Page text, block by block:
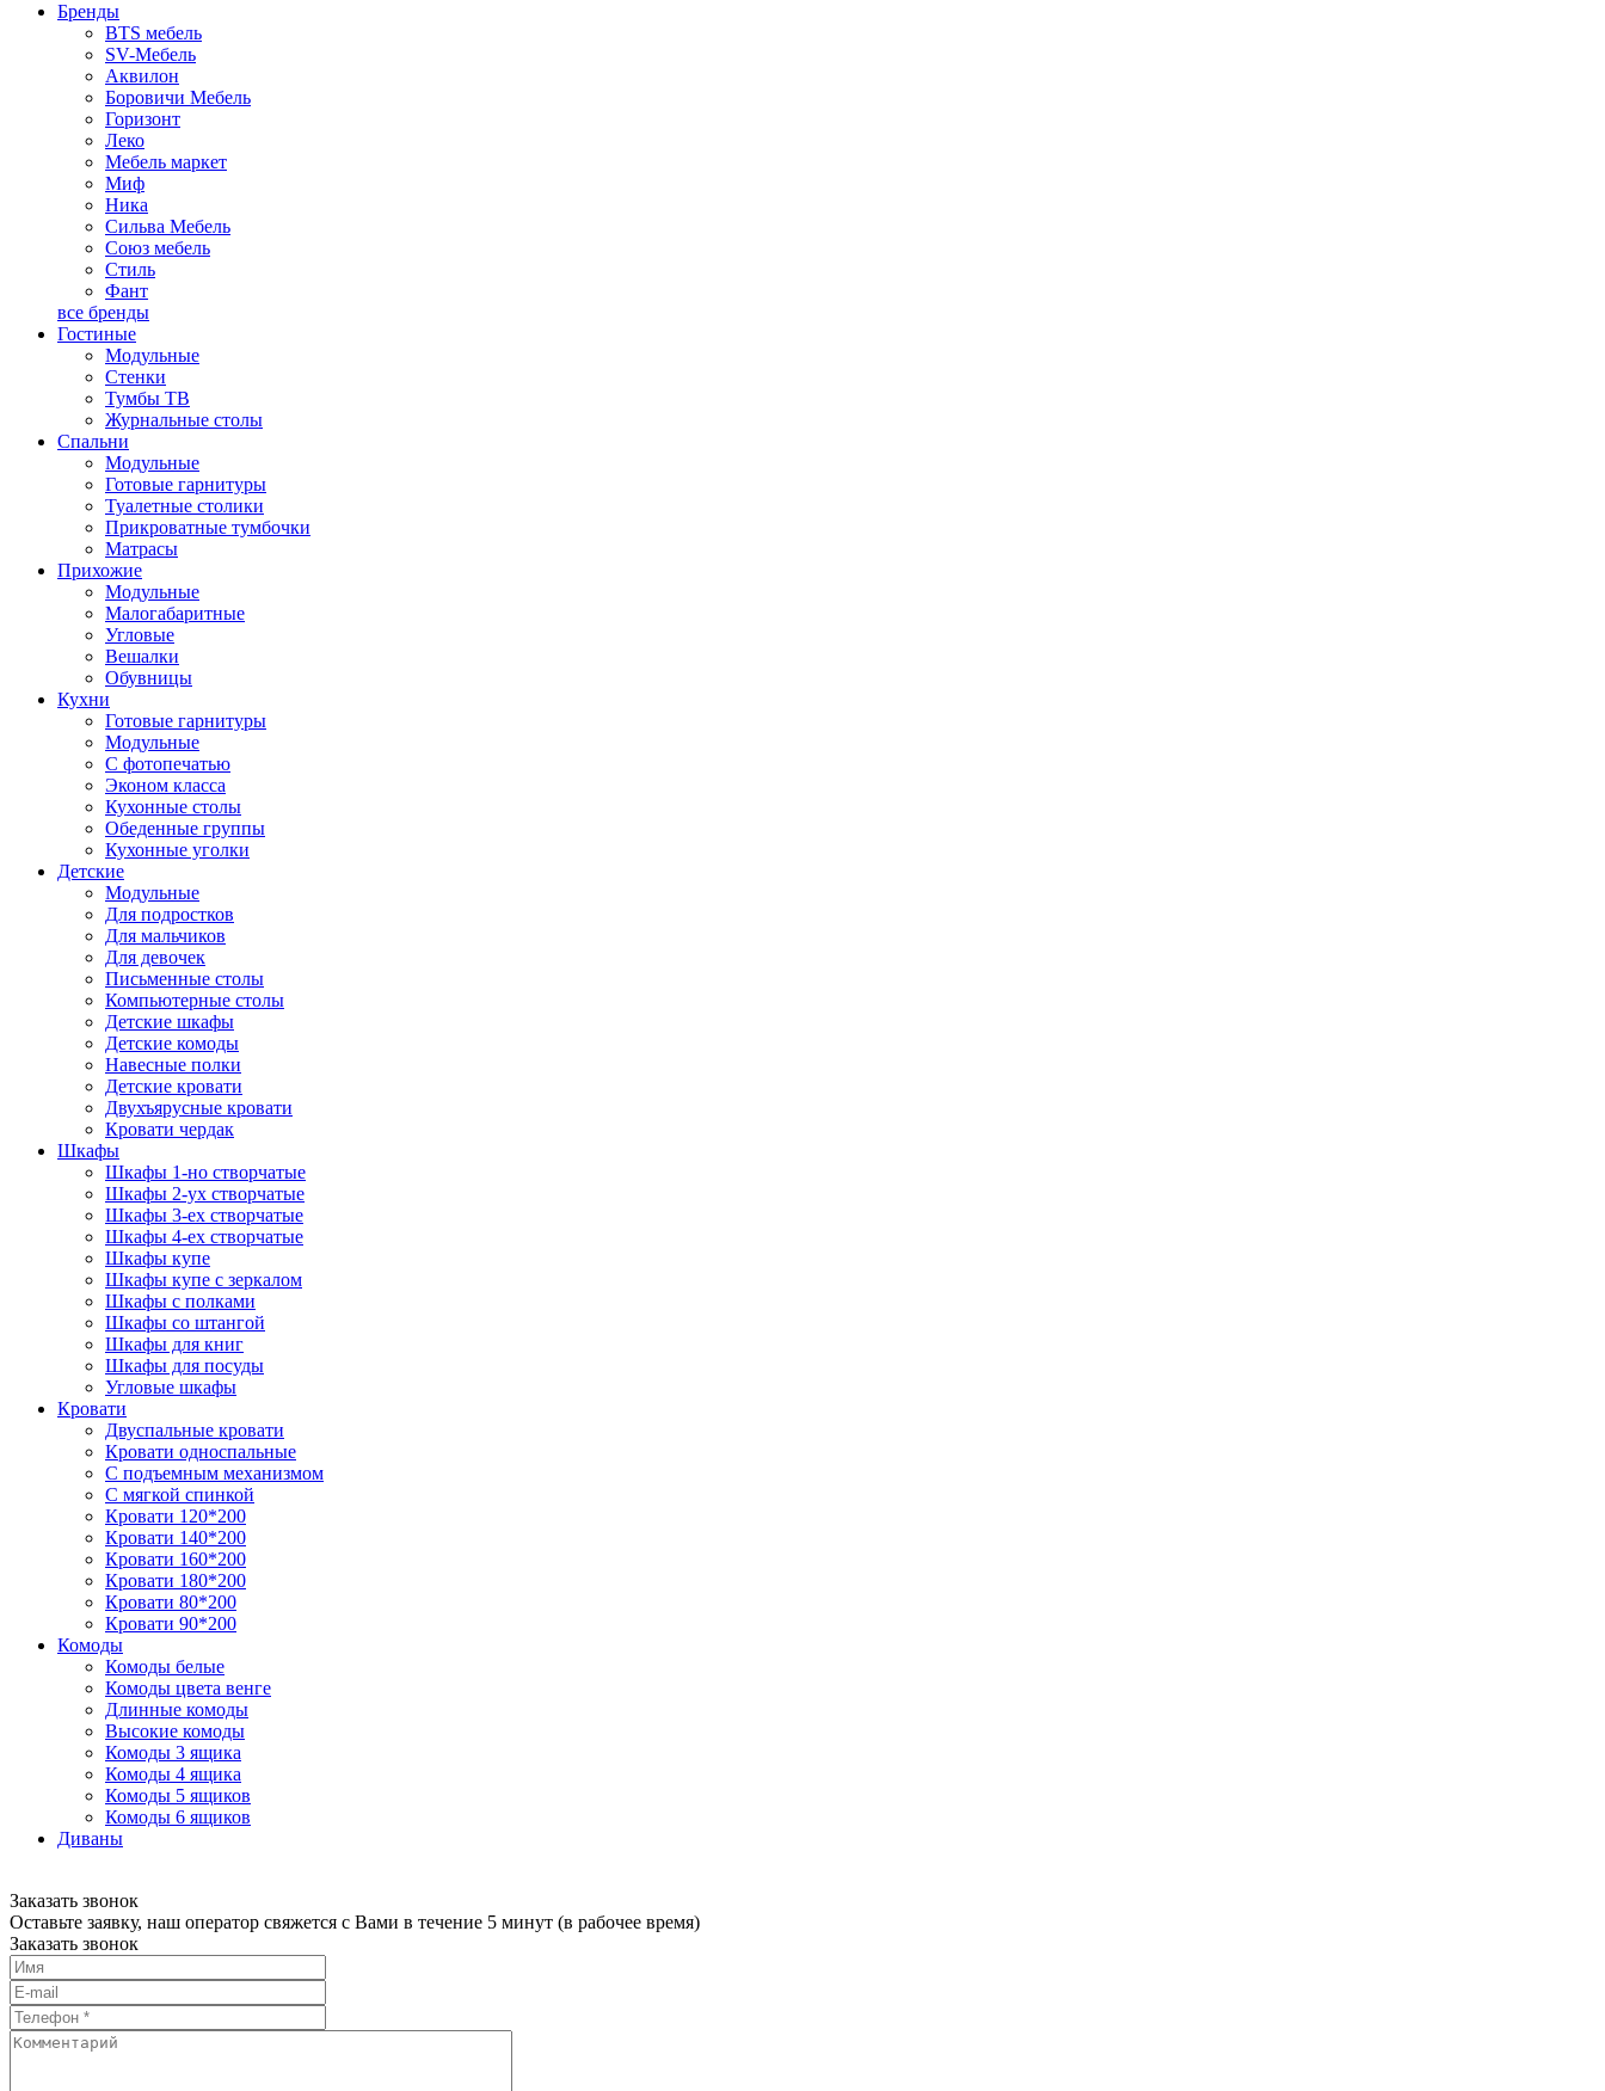
Бренды
BTS мебель
SV-Мебель
Аквилон
Боровичи Мебель
Горизонт
Леко
Мебель маркет
Миф
Ника
Сильва Мебель
Союз мебель
Стиль
Фант
все бренды
Гостиные
Модульные
Стенки
Тумбы ТВ
Журнальные столы
Спальни
Модульные
Готовые гарнитуры
Туалетные столики
Прикроватные тумбочки
Матрасы
Прихожие
Модульные
Малогабаритные
Угловые
Вешалки
Обувницы
Кухни
Готовые гарнитуры
Модульные
С фотопечатью
Эконом класса
Кухонные столы
Обеденные группы
Кухонные уголки
Детские
Модульные
Для подростков
Для мальчиков
Для девочек
Письменные столы
Компьютерные столы
Детские шкафы
Детские комоды
Навесные полки
Детские кровати
Двухъярусные кровати
Кровати чердак
Шкафы
Шкафы 1-но створчатые
Шкафы 2-ух створчатые
Шкафы 3-ех створчатые
Шкафы 4-ех створчатые
Шкафы купе
Шкафы купе с зеркалом
Шкафы с полками
Шкафы со штангой
Шкафы для книг
Шкафы для посуды
Угловые шкафы
Кровати
Двуспальные кровати
Кровати односпальные
С подъемным механизмом
С мягкой спинкой
Кровати 120*200
Кровати 140*200
Кровати 160*200
Кровати 180*200
Кровати 80*200
Кровати 90*200
Комоды
Комоды белые
Комоды цвета венге
Длинные комоды
Высокие комоды
Комоды 3 ящика
Комоды 4 ящика
Комоды 5 ящиков
Комоды 6 ящиков
Диваны
Заказать звонок
Оставьте заявку, наш оператор свяжется с Вами в течение 5 минут (в рабочее время)
Заказать звонок